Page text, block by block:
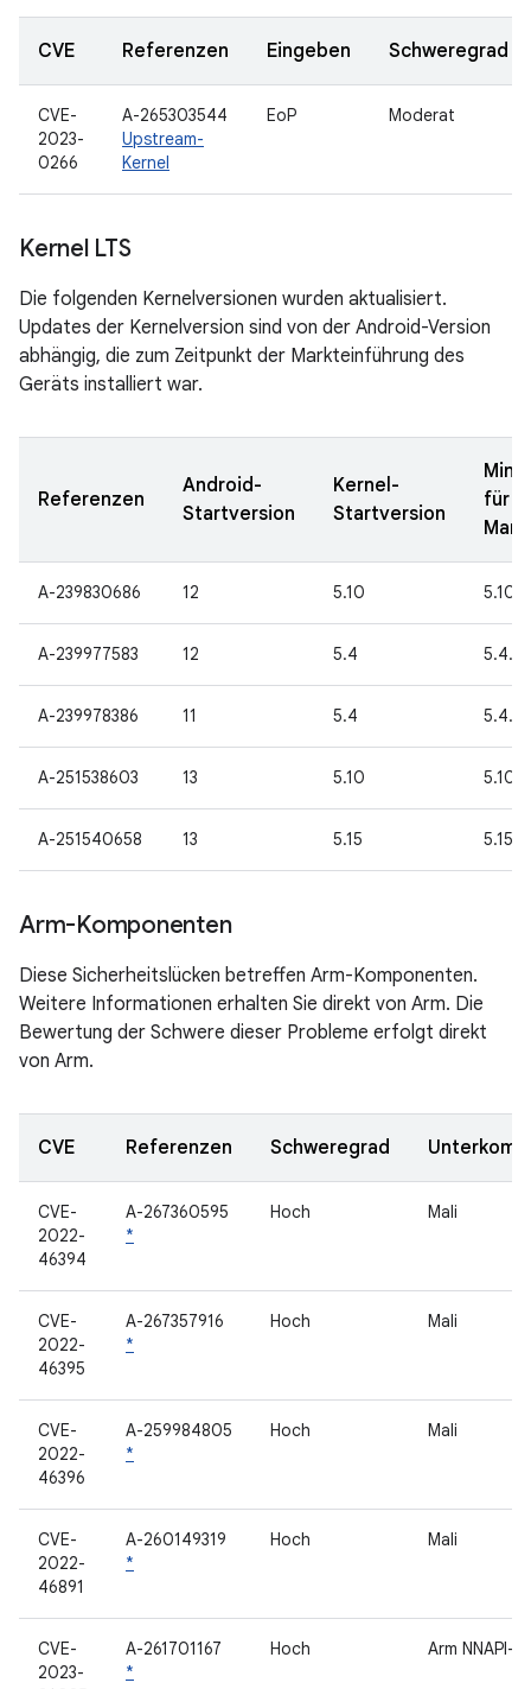
CVE Referenzen Eingeben Schweregrad
CVE-
2023-
0266
A-265303544
Upstream-
Kernel
EoP Moderat
Kernel LTS
Die folgenden Kernelversionen wurden aktualisiert.
Updates der Kernelversion sind von der Android-Version
abhängig, die zum Zeitpunkt der Markteinführung des
Geräts installiert war.
Referenzen
Android-
Startversion
Kernel-
Startversion
für
A-239830686 12 5.10
A-239977583 12 5.4
A-239978386 11 5.4
A-251538603 13 5.10
A-251540658 13 5.15
Arm-Komponenten
Diese Sicherheitslücken betreffen Arm-Komponenten.
Weitere Informationen erhalten Sie direkt von Arm. Die
Bewertung der Schwere dieser Probleme erfolgt direkt
von Arm.
CVE Referenzen Schweregrad
CVE-
2022-
46394
A-267360595
*
Hoch Mali
CVE-
2022-
46395
A-267357916
*
Hoch Mali
CVE-
2022-
46396
A-259984805
*
Hoch Mali
CVE-
2022-
46891
A-260149319
*
Hoch Mali
CVE-
2023-
A-261701167
*
Hoch Arm NNAPI-